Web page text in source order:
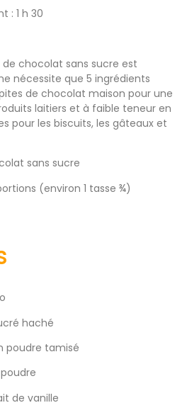
: 1 h 30
chocolat sans sucre est
nécessite que 5 ingrédients
de chocolat maison pour une
laitiers et à faible teneur en
pour les biscuits, les gâteaux et
sans sucre
(environ 1 tasse ¾)
haché
poudre tamisé
de vanille